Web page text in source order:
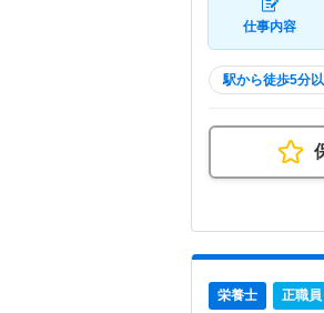
仕事内容
駅から徒歩5分
栄養士 正職員